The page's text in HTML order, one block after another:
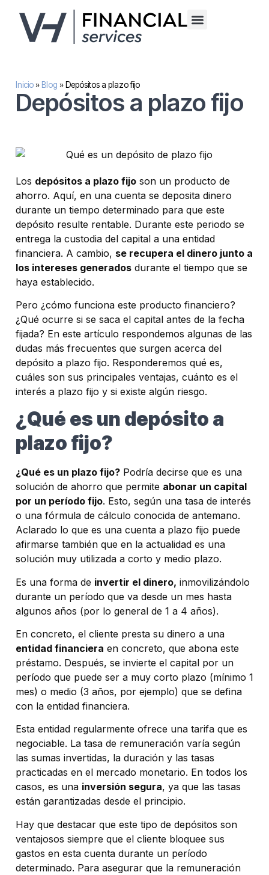
Inicio» Blog » Depósitos a plazo fijo
Depósitos a plazo fijo
Los depósitos a plazo fijo son un producto de
ahorro. Aquí, en una cuenta se deposita dinero
durante un tiempo determinado para que este
depósito resulte rentable. Durante este periodo se
entrega la custodia del capital a una entidad
financiera. A cambio, se recupera el dinero junto a
los intereses generados durante el tiempo que se
haya establecido.
Pero ¿cómo funciona este producto financiero?
¿Qué ocurre si se saca el capital antes de la fecha
fijada? En este artículo respondemos algunas de las
dudas más frecuentes que surgen acerca del
depósito a plazo fijo. Responderemos qué es,
cuáles son sus principales ventajas, cuánto es el
interés a plazo fijo y si existe algún riesgo.
¿Qué es un depósito a
plazo fijo?
¿Qué es un plazo fijo? Podría decirse que es una
solución de ahorro que permite abonar un capital
por un período fijo. Esto, según una tasa de interés
o una fórmula de cálculo conocida de antemano.
Aclarado lo que es una cuenta a plazo fijo puede
afirmarse también que en la actualidad es una
solución muy utilizada a corto y medio plazo.
Es una forma de invertir el dinero, inmovilizándolo
durante un período que va desde un mes hasta
algunos años (por lo general de 1 a 4 años).
En concreto, el cliente presta su dinero a una
entidad financiera en concreto, que abona este
préstamo. Después, se invierte el capital por un
período que puede ser a muy corto plazo (mínimo 1
mes) o medio (3 años, por ejemplo) que se defina
con la entidad financiera.
Esta entidad regularmente ofrece una tarifa que es
negociable. La tasa de remuneración varía según
las sumas invertidas, la duración y las tasas
practicadas en el mercado monetario. En todos los
casos, es una inversión segura, ya que las tasas
están garantizadas desde el principio.
Hay que destacar que este tipo de depósitos son
ventajosos siempre que el cliente bloquee sus
gastos en esta cuenta durante un período
determinado. Para asegurar que la remuneración